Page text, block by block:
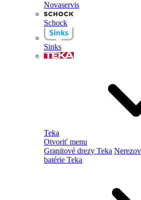
Novaservis
Schock
Sinks
Teka
Otvoriť menu
Granitové drezy Teka
batérie Teka